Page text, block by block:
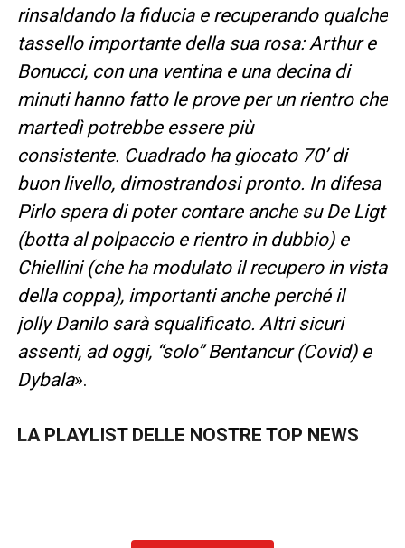
rinsaldando la fiducia e recuperando qualche
tassello importante della sua rosa: Arthur e
Bonucci, con una ventina e una decina di
minuti hanno fatto le prove per un rientro che
martedì potrebbe essere più
consistente. Cuadrado ha giocato 70’ di
buon livello, dimostrandosi pronto. In difesa
Pirlo spera di poter contare anche su De Ligt
(botta al polpaccio e rientro in dubbio) e
Chiellini (che ha modulato il recupero in vista
della coppa), importanti anche perché il
jolly Danilo sarà squalificato. Altri sicuri
assenti, ad oggi, “solo” Bentancur (Covid) e
Dybala».
LA PLAYLIST DELLE NOSTRE TOP NEWS